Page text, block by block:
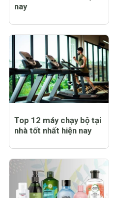
nay
Top 12 máy chạy bộ tại
nhà tốt nhất hiện nay